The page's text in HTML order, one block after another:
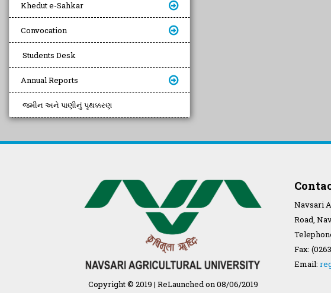
Khedut e-Sahkar
Convocation
Students Desk
Annual Reports
જમીન અને પાણીનું પૃથક્કરણ
Copyright © 2019 | ReLaunched on 08/06/2019
Navsari
Road,
Fax:
Email: